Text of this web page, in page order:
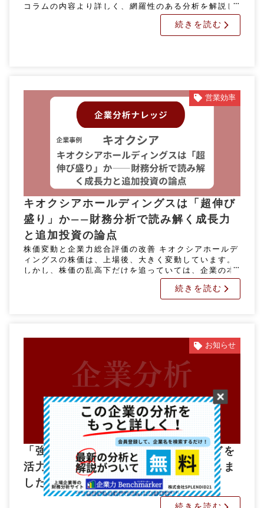
コラムの内容より詳しく、網羅性のある分析を解説し
ます。 申込期限：8月24日(月) 正午 実施方法：オン
続きを読む
営業効率
キオクシアホールディングスは「超伸び
盛り」か――財務分析で読み解く成長力
と追加投資の論点
株価変動と企業力総合評価の改善 キオクシアホールデ
ィングスの株価は、上場後、大きく変動しています。
しかし、株価の乱高下だけを追っていては、企業の本
当の実力を正しく判断することはできません。 では、
続きを読む
お知らせ
「強い仲間がいる新日本科学 うなぎを
活力に踊り場脱却なるか？」を投稿しま
した。